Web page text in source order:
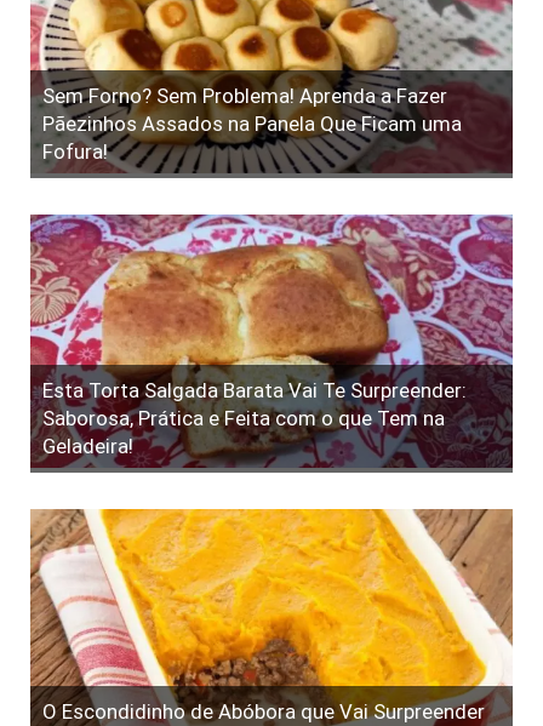
Sem Forno? Sem Problema! Aprenda a Fazer
Pãezinhos Assados na Panela Que Ficam uma
Fofura!
Esta Torta Salgada Barata Vai Te Surpreender:
Saborosa, Prática e Feita com o que Tem na
Geladeira!
O Escondidinho de Abóbora que Vai Surpreender